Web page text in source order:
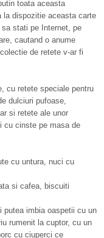
toata aceasta
la dispozitie aceasta carte
stati pe Internet, pe
cautand o anume
de retete v-ar fi
cu retete speciale pentru
dulciuri pufoase,
si retete ale unor
cu cinste pe masa de
cu untura, nuci cu
si cafea, biscuiti
imbia oaspetii cu un
rumenit la cuptor, cu un
cu ciuperci ce